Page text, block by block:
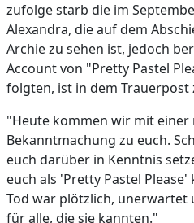
zufolge starb die im
Alexandra, die auf dem
Archie zu sehen ist, jedoch
Account von "Pretty Pastel
folgten, ist in dem Trauerpost
"Heute kommen wir mit
Bekanntmachung zu euch.
euch darüber in Kenntnis
euch als 'Pretty Pastel
Tod war plötzlich,
für alle, die sie kannten."